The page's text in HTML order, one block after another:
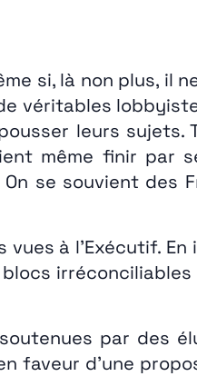
si, là non plus, il
véritables
leurs sujets.
même finir par
se souvient des
vues à l’Exécutif.
par des
faveur d’une